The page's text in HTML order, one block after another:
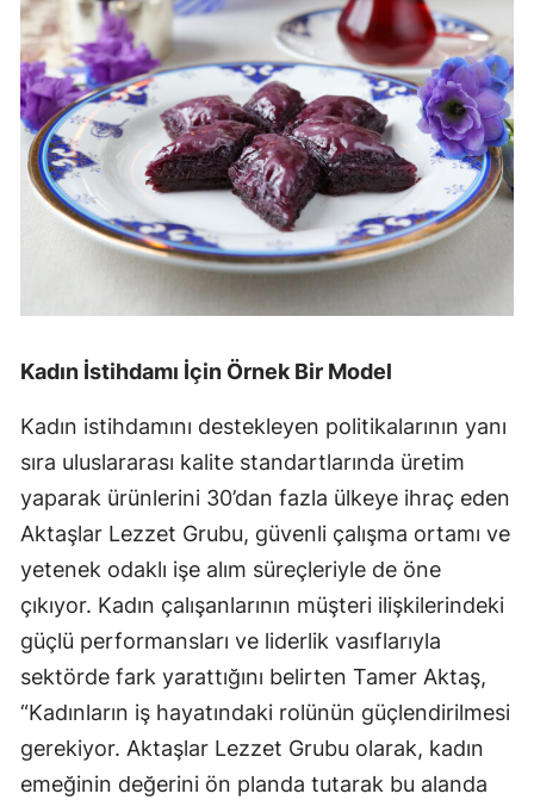
Kadın İstihdamı İçin Örnek Bir Model
Kadın istihdamını destekleyen politikalarının yanı
sıra uluslararası kalite standartlarında üretim
yaparak ürünlerini 30’dan fazla ülkeye ihraç eden
Aktaşlar Lezzet Grubu, güvenli çalışma ortamı ve
yetenek odaklı işe alım süreçleriyle de öne
çıkıyor. Kadın çalışanlarının müşteri ilişkilerindeki
güçlü performansları ve liderlik vasıflarıyla
sektörde fark yarattığını belirten Tamer Aktaş,
“Kadınların iş hayatındaki rolünün güçlendirilmesi
gerekiyor. Aktaşlar Lezzet Grubu olarak, kadın
emeğinin değerini ön planda tutarak bu alanda